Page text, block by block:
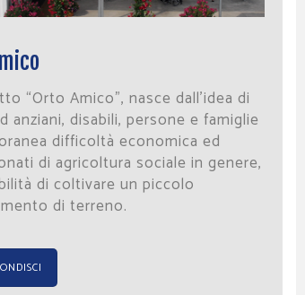
“Orto Amico”, nasce dall’idea di
anziani, disabili, persone e famiglie
difficoltà economica ed
di agricoltura sociale in genere,
di coltivare un piccolo
di terreno.